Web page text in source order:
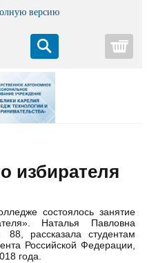
версию
избирателя
состоялось занятие
Наталья Павловна
рассказала студентам
Российской Федерации,
года.